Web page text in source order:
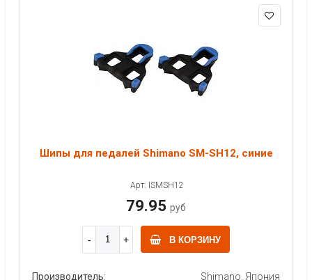
Шипы для педалей Shimano SM-SH12, синие
Арт: ISMSH12
79.95 руб
В КОРЗИНУ
Производитель: Shimano, Япония